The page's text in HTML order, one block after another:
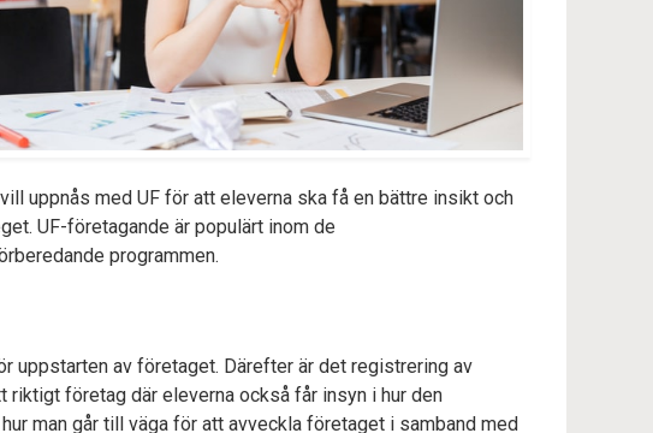
uppnås med UF för att eleverna ska få en bättre insikt och
UF-företagande är populärt inom de
programmen.
uppstarten av företaget. Därefter är det registrering av
företag där eleverna också får insyn i hur den
man går till väga för att avveckla företaget i samband med